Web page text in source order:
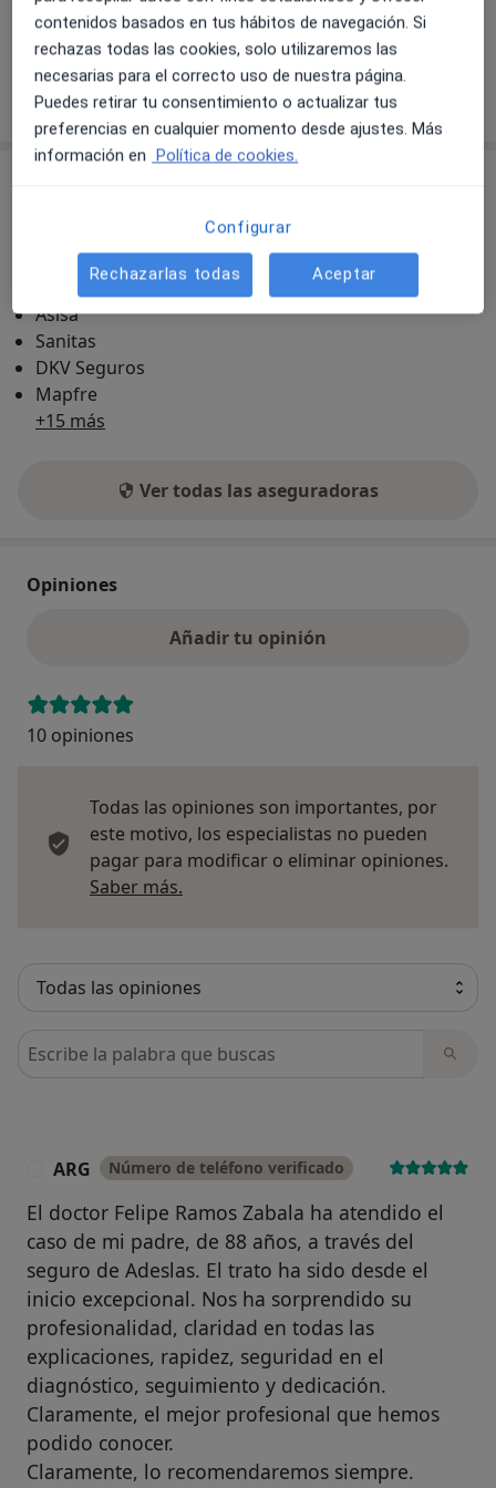
Aseguradoras aceptadas en esta dirección Detalles
Mostrar más detalles
sobre la dirección
Se aceptan aseguradoras, pero la cobertura varía
según la ubicación y el servicio.
Adeslas
Asisa
Sanitas
DKV Seguros
Mapfre
+15 más
Ver todas las aseguradoras
Opiniones
Añadir tu opinión
10 opiniones
Todas las opiniones son importantes, por
este motivo, los especialistas no pueden
pagar para modificar o eliminar opiniones.
Saber más.
Busca en opiniones
ARG Número de teléfono verificado
El doctor Felipe Ramos Zabala ha atendido el
caso de mi padre, de 88 años, a través del
seguro de Adeslas. El trato ha sido desde el
inicio excepcional. Nos ha sorprendido su
profesionalidad, claridad en todas las
explicaciones, rapidez, seguridad en el
diagnóstico, seguimiento y dedicación.
Claramente, el mejor profesional que hemos
podido conocer.
Claramente, lo recomendaremos siempre.
contenidos basados en tus hábitos de navegación. Si
rechazas todas las cookies, solo utilizaremos las
necesarias para el correcto uso de nuestra página.
Puedes retirar tu consentimiento o actualizar tus
preferencias en cualquier momento desde ajustes. Más
información en Política de cookies.
Configurar
Rechazarlas todas Aceptar